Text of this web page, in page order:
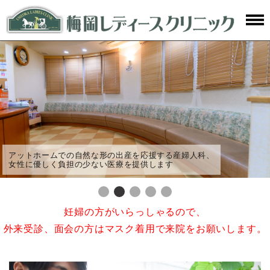
アットホームでの自然な形の出産を応援する産婦人科、
女性に優しく負担の少ない医療を提供します
妊婦の方がいらっしゃるので、
外来受診、面会の方はマスク着用で来院をお願いします。